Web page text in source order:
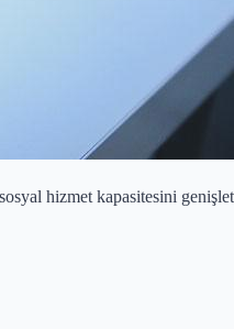
hizmet kapasitesini